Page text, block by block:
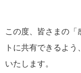
この度、皆さまの「
トに共有できるよ
いたします。